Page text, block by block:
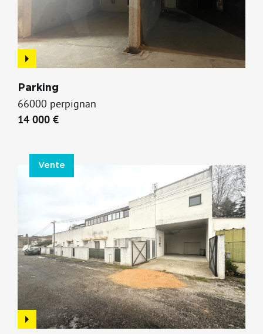
Parking
66000 perpignan
14 000 €
Vente